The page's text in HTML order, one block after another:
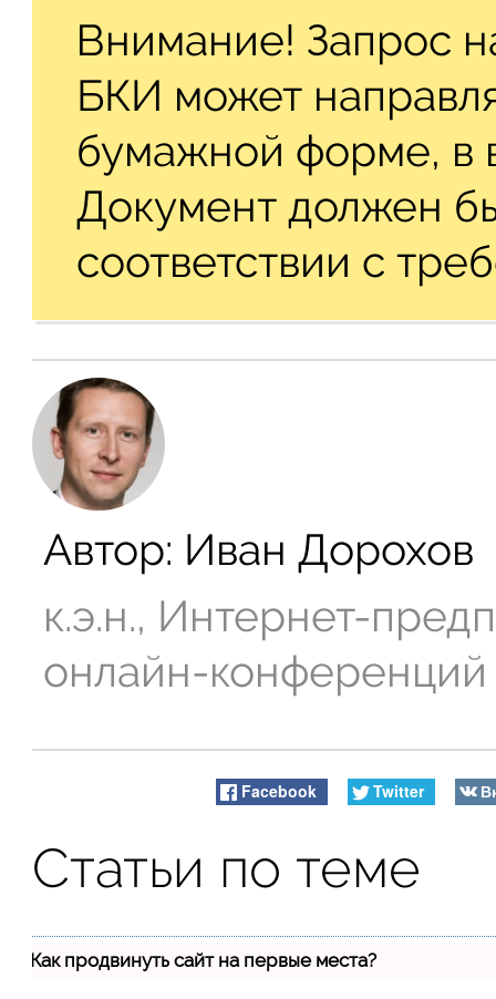
Внимание! Запрос
БКИ может
бумажной форме, в
Документ должен
соответствии с
Автор: Иван Дорохов
к.э.н., Интернет-
онлайн-конференций
Facebook Twitter
Статьи по теме
Как продвинуть сайт на первые места?